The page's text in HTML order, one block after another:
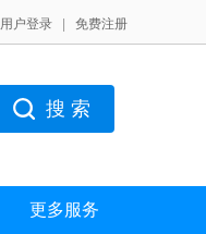
用户登录 免费注册
搜 索
更多服务